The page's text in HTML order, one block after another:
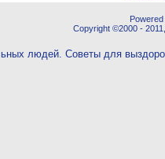
Copyright ©2000 -
людей. Советы для